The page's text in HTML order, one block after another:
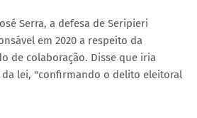
Serra, a defesa de Seripieri
em 2020 a respeito da
de colaboração. Disse que iria
lei, "confirmando o delito eleitoral